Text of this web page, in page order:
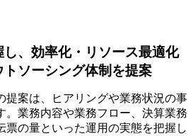
、効率化・リソース最適化
トソーシング体制を提案
提案は、ヒアリングや業務状況の事
。業務内容や業務フロー、決算業務
票の量といった運用の実態を把握し